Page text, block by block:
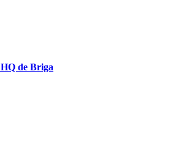
HQ de Briga